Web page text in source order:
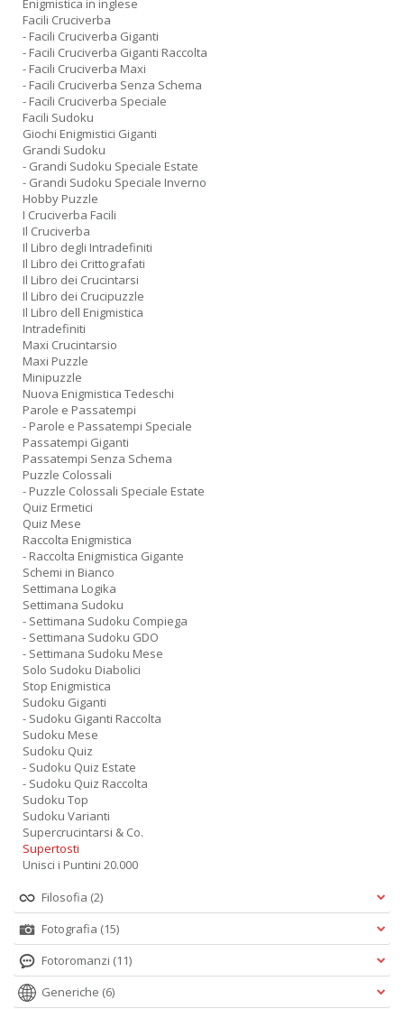
Enigmistica in inglese
Facili Cruciverba
- Facili Cruciverba Giganti
- Facili Cruciverba Giganti Raccolta
- Facili Cruciverba Maxi
- Facili Cruciverba Senza Schema
- Facili Cruciverba Speciale
Facili Sudoku
Giochi Enigmistici Giganti
Grandi Sudoku
- Grandi Sudoku Speciale Estate
- Grandi Sudoku Speciale Inverno
Hobby Puzzle
I Cruciverba Facili
Il Cruciverba
Il Libro degli Intradefiniti
Il Libro dei Crittografati
Il Libro dei Crucintarsi
Il Libro dei Crucipuzzle
Il Libro dell Enigmistica
Intradefiniti
Maxi Crucintarsio
Maxi Puzzle
Minipuzzle
Nuova Enigmistica Tedeschi
Parole e Passatempi
- Parole e Passatempi Speciale
Passatempi Giganti
Passatempi Senza Schema
Puzzle Colossali
- Puzzle Colossali Speciale Estate
Quiz Ermetici
Quiz Mese
Raccolta Enigmistica
- Raccolta Enigmistica Gigante
Schemi in Bianco
Settimana Logika
Settimana Sudoku
- Settimana Sudoku Compiega
- Settimana Sudoku GDO
- Settimana Sudoku Mese
Solo Sudoku Diabolici
Stop Enigmistica
Sudoku Giganti
- Sudoku Giganti Raccolta
Sudoku Mese
Sudoku Quiz
- Sudoku Quiz Estate
- Sudoku Quiz Raccolta
Sudoku Top
Sudoku Varianti
Supercrucintarsi & Co.
Supertosti
Unisci i Puntini 20.000
Filosofia (2)
Fotografia (15)
Fotoromanzi (11)
Generiche (6)